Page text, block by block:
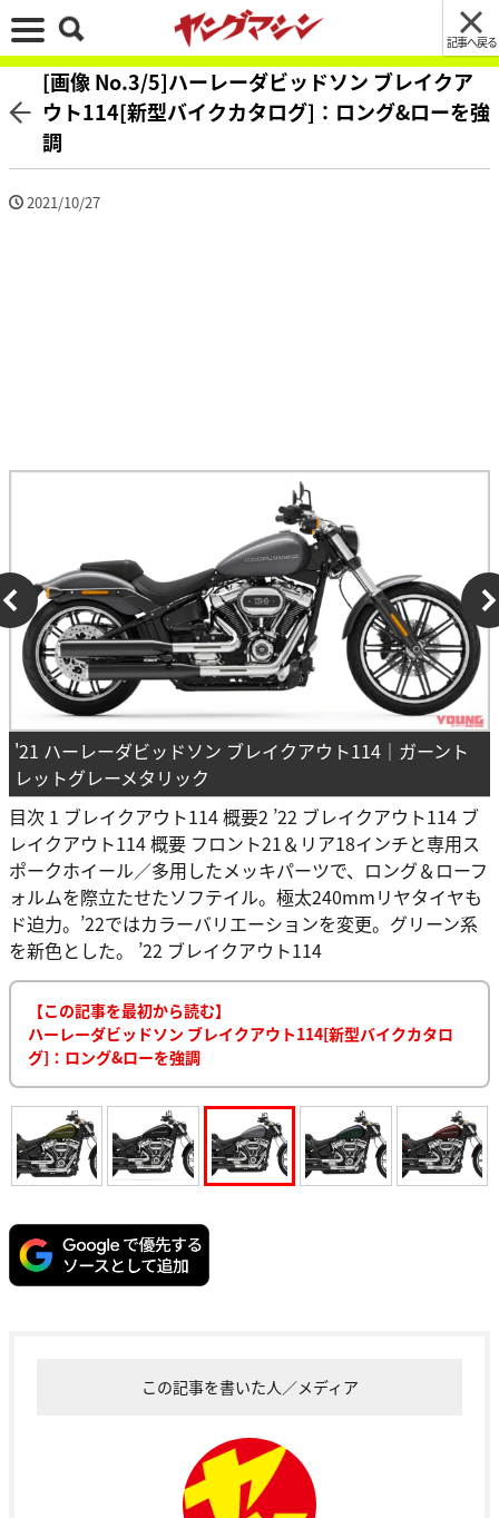
記事へ戻る
[画像 No.3/5]ハーレーダビッドソン ブレイクア
ウト114[新型バイクカタログ]：ロング&ローを強
調
2021/10/27
'21 ハーレーダビッドソン ブレイクアウト114｜ガーント
レットグレーメタリック
目次 1 ブレイクアウト114 概要2 ’22 ブレイクアウト114 ブ
レイクアウト114 概要 フロント21＆リア18インチと専用ス
ポークホイール／多用したメッキパーツで、ロング＆ローフ
ォルムを際立たせたソフテイル。極太240mmリヤタイヤも
ド迫力。’22ではカラーバリエーションを変更。グリーン系
を新色とした。 ’22 ブレイクアウト114
【この記事を最初から読む】
ハーレーダビッドソン ブレイクアウト114[新型バイクカタロ
グ]：ロング&ローを強調
この記事を書いた人／メディア